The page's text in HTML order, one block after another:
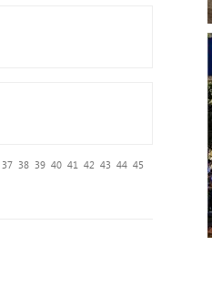
37 38 39 40 41 42 43 44 45